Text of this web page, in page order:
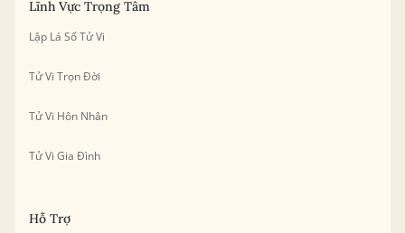
Lĩnh Vực Trọng Tâm
Lập Lá Số Tử Vi
Tử Vi Trọn Đời
Tử Vi Hôn Nhân
Tử Vi Gia Đình
Hỗ Trợ